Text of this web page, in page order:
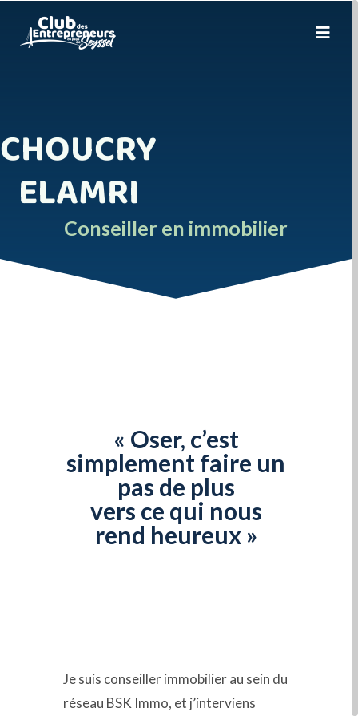
CHOUCRY
ELAMRI
Conseiller en immobilier
« Oser, c’est
simplement faire un
pas de plus
vers ce qui nous
rend heureux »
Je suis conseiller immobilier au sein du
réseau BSK Immo, et j’interviens